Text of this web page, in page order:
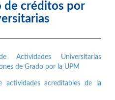
de créditos por
Actividades Universitarias
de Grado por la UPM
actividades acreditables de la